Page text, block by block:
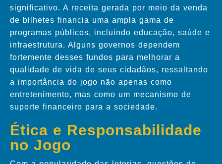
significativo. A receita gerada por meio da venda
de bilhetes financia uma ampla gama de
programas públicos, incluindo educação, saúde e
infraestrutura. Alguns governos dependem
fortemente desses fundos para melhorar a
qualidade de vida de seus cidadãos, ressaltando
a importância do jogo não apenas como
entretenimento, mas como um mecanismo de
suporte financeiro para a sociedade.
Ética e Responsabilidade
no Jogo